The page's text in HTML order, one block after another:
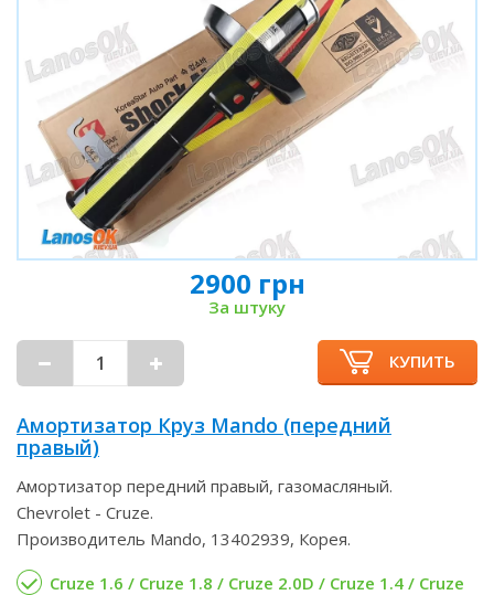
2900 грн
За штуку
КУПИТЬ
Амортизатор Круз Mando (передний
правый)
Амортизатор передний правый, газомасляный.
Chevrolet - Cruze.
Производитель Mando, 13402939, Корея.
Cruze 1.6 / Cruze 1.8 / Cruze 2.0D / Cruze 1.4 / Cruze